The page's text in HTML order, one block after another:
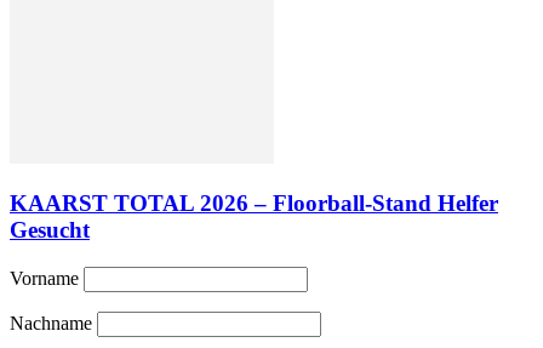
KAARST TOTAL 2026 – Floorball-Stand Helfer
Gesucht
Vorname
Nachname